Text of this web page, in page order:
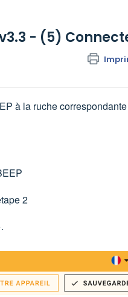
- (5)
à la ruche correspondante
2